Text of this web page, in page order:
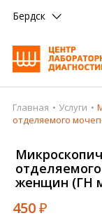
Бердск
Главная
Врачи
Получить
Главная Услуги
отделяемого
женщин (ГН
450₽